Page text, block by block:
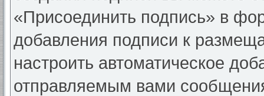
«Присоединить подпись» в
добавления подписи к
настроить автоматическое
отправляемым вами